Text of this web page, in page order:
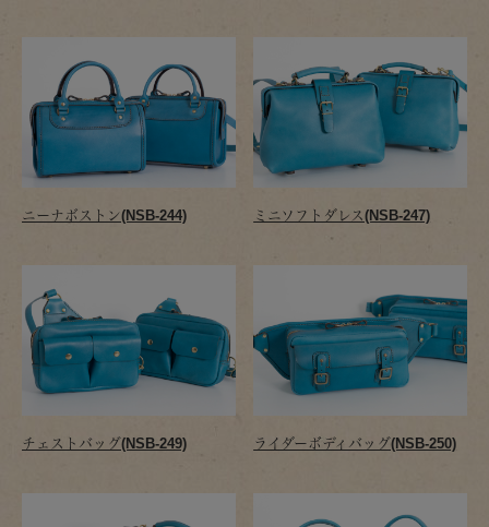
ニーナボストン(NSB-244) ミニソフトダレス(NSB-247)
チェストバッグ(NSB-249) ライダーボディバッグ(NSB-250)